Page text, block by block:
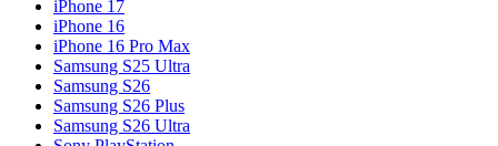
iPhone 17
iPhone 16
iPhone 16 Pro Max
Samsung S25 Ultra
Samsung S26
Samsung S26 Plus
Samsung S26 Ultra